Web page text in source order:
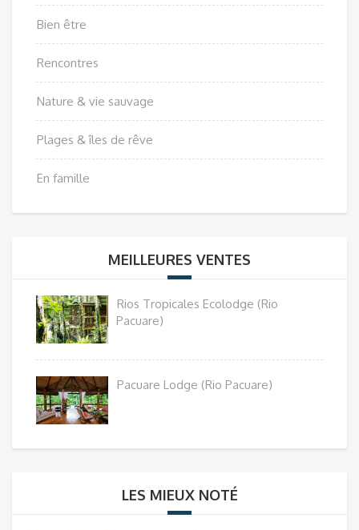
Bien être
Rencontres
Nature & vie sauvage
Plages & îles de rêve
En famille
MEILLEURES VENTES
Rios Tropicales Ecolodge (Rio
Pacuare)
Pacuare Lodge (Rio Pacuare)
LES MIEUX NOTÉ